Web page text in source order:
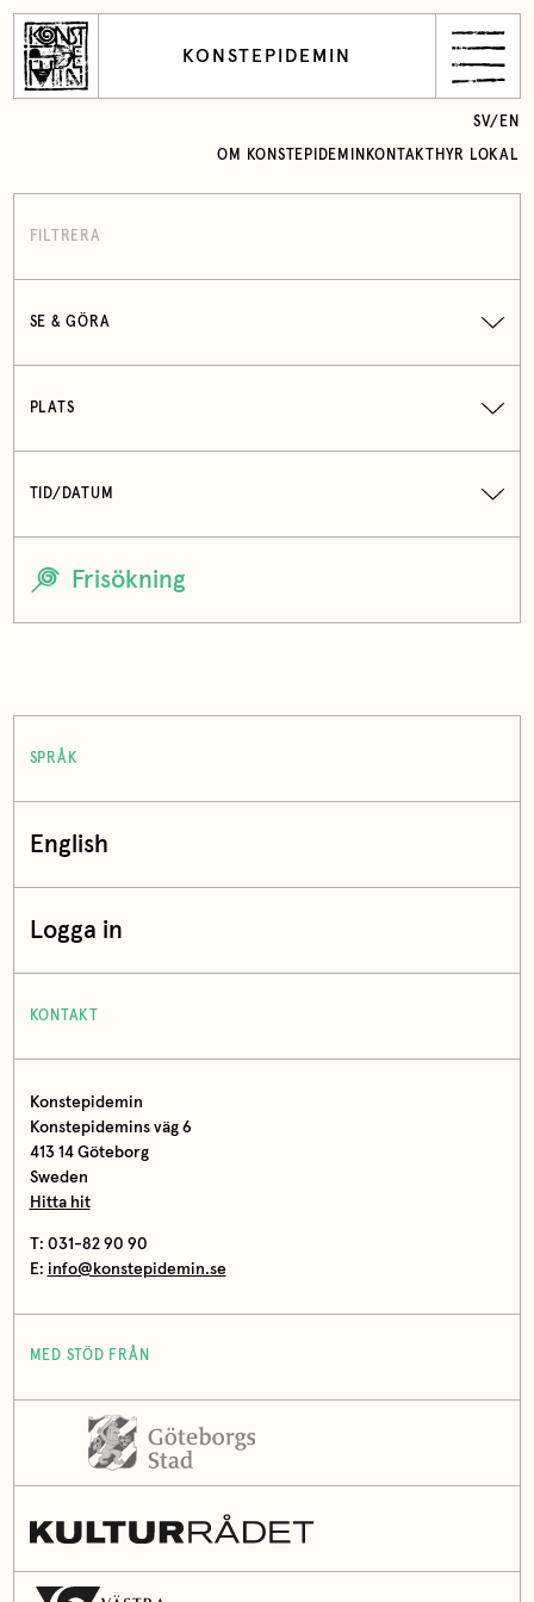
KONSTEPIDEMIN
OM KONSTEPIDEMIN KONTAKT HYR LOKAL
SV/ EN
FILTRERA
SE & GÖRA
PLATS
TID/DATUM
SPRÅK
English
Logga in
KONTAKT
Konstepidemin
Konstepidemins väg 6
413 14 Göteborg
Sweden
Hitta hit
T: 031-82 90 90
E: info@konstepidemin.se
MED STÖD FRÅN